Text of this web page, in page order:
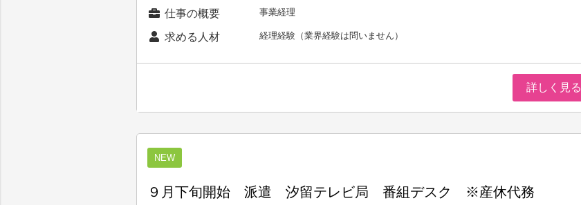
仕事の概要 事業経理
求める人材 経理経験（業界経験は問いません）
詳しく見る
NEW
９月下旬開始 派遣 汐留テレビ局 番組デスク ※産休代務